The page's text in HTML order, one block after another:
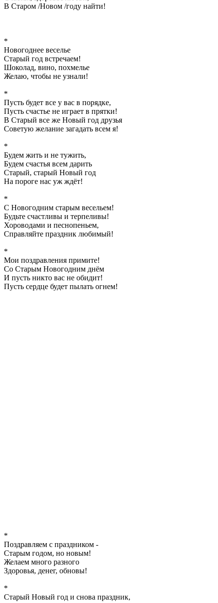
В Старом /Новом /году найти!
*
Новогоднее веселье
Старый год встречаем!
Шоколад, вино, похмелье
Желаю, чтобы не узнали!
*
Пусть будет все у вас в порядке,
Пусть счастье не играет в прятки!
В Старый все же Новый год друзья
Советую желание загадать всем я!
*
Будем жить и не тужить,
Будем счастья всем дарить
Старый, старый Новый год
На пороге нас уж ждёт!
*
С Новогодним старым весельем!
Будьте счастливы и терпеливы!
Хороводами и песнопеньем,
Справляйте праздник любимый!
*
Мои поздравления примите!
Со Старым Новогодним днём
И пусть никто вас не обидит!
Пусть сердце будет пылать огнем!
*
Поздравляем с праздником -
Старым годом, но новым!
Желаем много разного
Здоровья, денег, обновы!
*
Старый Новый год и снова праздник,